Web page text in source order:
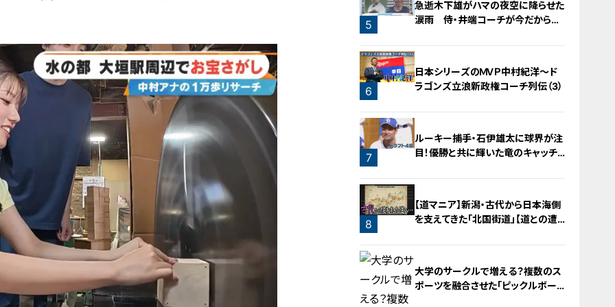
5
急逝木下雄がハマの夜空に降らせた
涙雨 侍・井端コーチが今だから明
6
日本シリーズのＭＶＰ中村紀洋～ド
ラゴンズ立浪新政権コーチ列伝（3）
7
ルーキー捕手・石伊雄太に球界が注
目！優勝と共に輝いた竜のキャッチャ
8
【道マニア】新潟・古代から日本海側
を支えてきた「北国街道」【道との遭
大学のサークルで増える？複数のス
ポーツを融合させた「ピックルボー